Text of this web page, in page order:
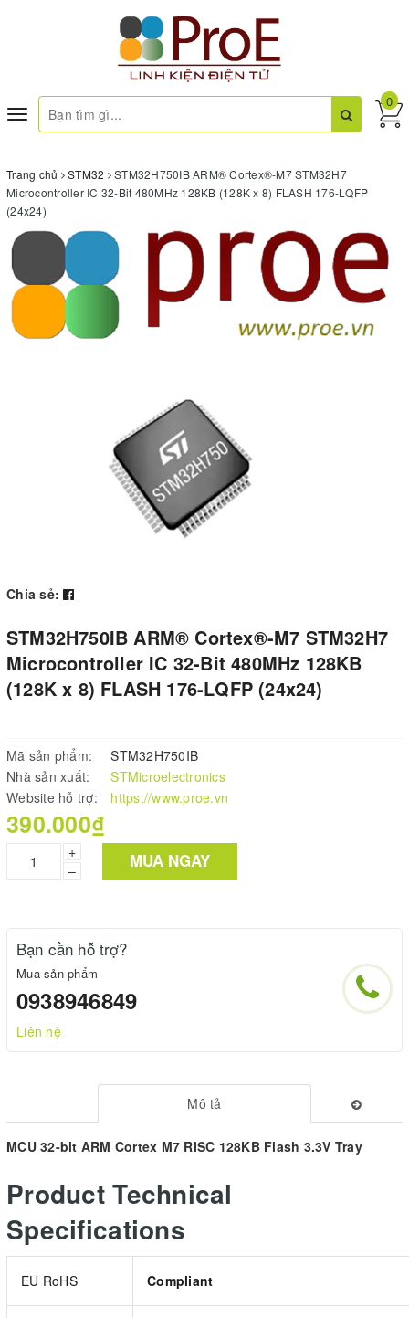
Toggle
navigation
0
Trang chủ STM32
STM32H750IB ARM® Cortex®-M7 STM32H7
Microcontroller IC 32-Bit 480MHz 128KB (128K x 8) FLASH 176-LQFP
(24x24)
Chia sẻ:
STM32H750IB ARM® Cortex®-M7 STM32H7
Microcontroller IC 32-Bit 480MHz 128KB
(128K x 8) FLASH 176-LQFP (24x24)
Mã sản phẩm:
STM32H750IB
Nhà sản xuất:
STMicroelectronics
Website hỗ trợ:
https://www.proe.vn
390.000₫
+
–
MUA NGAY
Bạn cần hỗ trợ?
Mua sản phẩm
0938946849
Liên hệ
Mô tả
MCU 32-bit ARM Cortex M7 RISC 128KB Flash 3.3V Tray
Product Technical
Specifications
EU RoHS Compliant